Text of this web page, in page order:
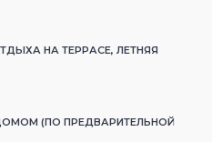
НА ТЕРРАСЕ, ЛЕТНЯЯ
(ПО ПРЕДВАРИТЕЛЬНОЙ